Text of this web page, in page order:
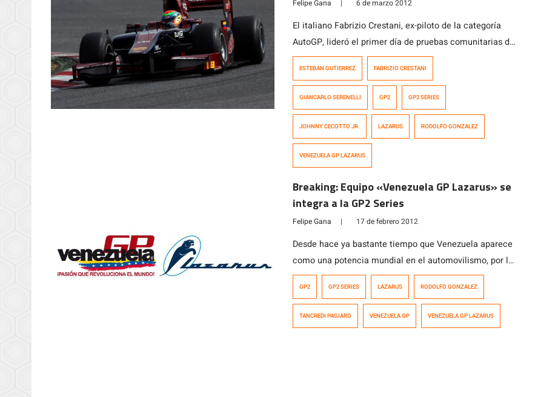
Felipe Gana | 6 de marzo 2012
El italiano Fabrizio Crestani, ex-piloto de la categoría
AutoGP, lideró el primer día de pruebas comunitarias de
la GP2 Series en Barcelona. Crestani se encuentra
ESTEBAN GUTIERREZ FABRIZIO CRESTANI
GIANCARLO SERENELLI GP2 GP2 SERIES
JOHNNY CECOTTO JR. LAZARUS RODOLFO GONZALEZ
VENEZUELA GP LAZARUS
Breaking: Equipo «Venezuela GP Lazarus» se
integra a la GP2 Series
Felipe Gana | 17 de febrero 2012
Desde hace ya bastante tiempo que Venezuela aparece
como una potencia mundial en el automovilismo, por lo
tanto el hecho de que ahora exista un equipo con el
Nova Racing en la GP2 Series, luego de confirmarse los
GP2 GP2 SERIES LAZARUS RODOLFO GONZALEZ
TANCREDI PAGIARO VENEZUELA GP VENEZUELA GP LAZARUS